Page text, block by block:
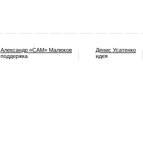
Александр «САМ» Малюков
поддержка
Денис Усатенко
идея